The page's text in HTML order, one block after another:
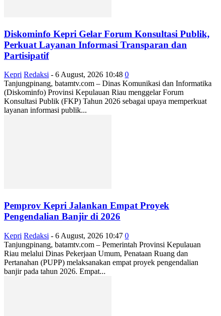
Diskominfo Kepri Gelar Forum Konsultasi Publik,
Perkuat Layanan Informasi Transparan dan
Partisipatif
Kepri Redaksi - 6 August, 2026 10:48 0
Tanjungpinang, batamtv.com – Dinas Komunikasi dan Informatika
(Diskominfo) Provinsi Kepulauan Riau menggelar Forum
Konsultasi Publik (FKP) Tahun 2026 sebagai upaya memperkuat
layanan informasi publik...
Pemprov Kepri Jalankan Empat Proyek
Pengendalian Banjir di 2026
Kepri Redaksi - 6 August, 2026 10:47 0
Tanjungpinang, batamtv.com – Pemerintah Provinsi Kepulauan
Riau melalui Dinas Pekerjaan Umum, Penataan Ruang dan
Pertanahan (PUPP) melaksanakan empat proyek pengendalian
banjir pada tahun 2026. Empat...